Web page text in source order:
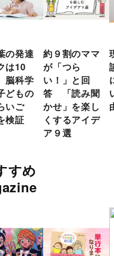
の発達
は10
科学
どもの
いご
検証
約９割のママ
が「つら
い！」と回
答 「読み聞
かせ」を楽し
くするアイデ
ア９選
すめ